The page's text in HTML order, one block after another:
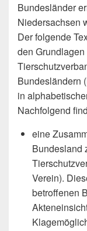
Bundesländer
Niedersachsen
Der folgende
den
Bundesländern
in
Nachfolgend
eine
Bundesland
Verein).
betroffenen